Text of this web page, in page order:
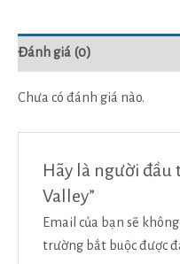
Đánh giá (0)
Chưa có đánh giá nào.
Hãy là người đầu
Valley”
Email của bạn sẽ
trường bắt buộc được